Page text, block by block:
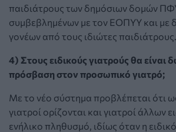
παιδιάτρους των δημόσιων δομών
συμβεβλημένων με τον ΕΟΠΥΥ και με
γονέων από τους ιδιώτες παιδιάτρους.
4) Στους ειδικούς γιατρούς θα είναι
πρόσβαση στον προσωπικό γιατρό;
Με το νέο σύστημα προβλέπεται ότι
γιατροί ορίζονται και γιατροί άλλων
ενήλικο πληθυσμό, ιδίως όταν η